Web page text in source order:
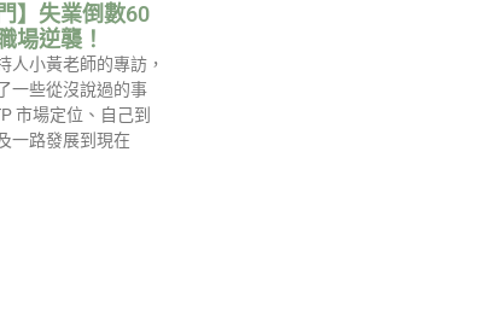
】失業倒數60
場逆襲！
人小黃老師的專訪，
一些從沒說過的事
市場定位、自己到
一路發展到現在